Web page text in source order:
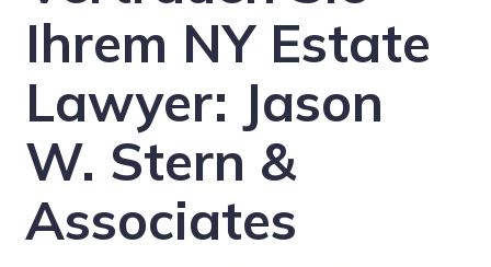
Ihrem NY Estate
Lawyer: Jason
W. Stern &
Associates